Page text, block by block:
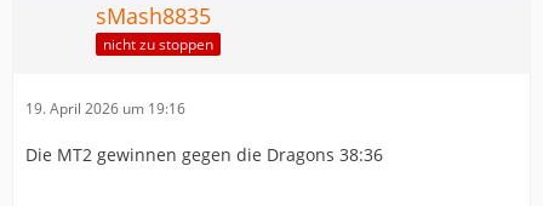
sMash8835
nicht zu stoppen
19. April 2026 um 19:16
Die MT2 gewinnen gegen die Dragons 38:36